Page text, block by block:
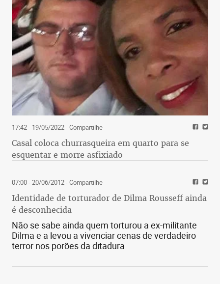
17:42 - 19/05/2022- Compartilhe
Casal coloca churrasqueira em quarto para se
esquentar e morre asfixiado
07:00 - 20/06/2012- Compartilhe
Identidade de torturador de Dilma Rousseff ainda
é desconhecida
Não se sabe ainda quem torturou a ex-militante
Dilma e a levou a vivenciar cenas de verdadeiro
terror nos porões da ditadura